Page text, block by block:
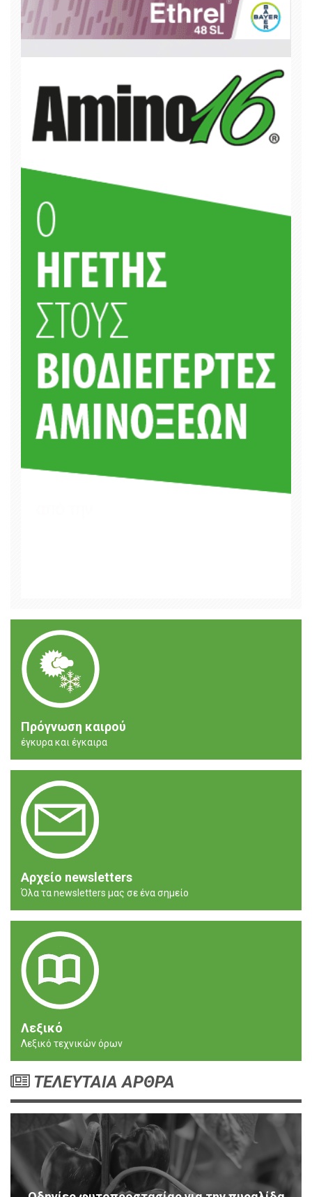
Πρόγνωση καιρού
έγκυρα και έγκαιρα
Αρχείο newsletters
Όλα τα newsletters μας σε ένα σημείο
Λεξικό
Λεξικό τεχνικών όρων
ΤΕΛΕΥΤΑΙΑ ΑΡΘΡΑ